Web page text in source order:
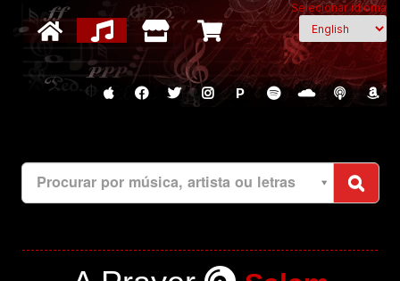
Selecionar idioma
P
Procurar por música, artista ou letras